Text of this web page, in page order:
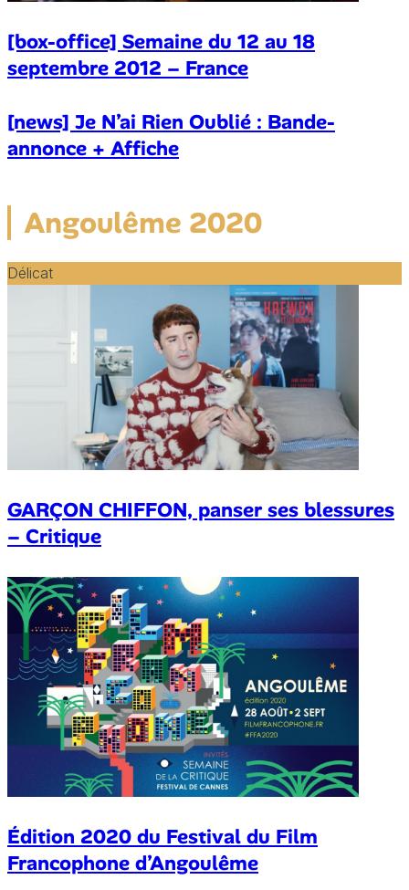
[box-office] Semaine du 12 au 18
septembre 2012 – France
[news] Je N’ai Rien Oublié : Bande-
annonce + Affiche
Angoulême 2020
Délicat
GARÇON CHIFFON, panser ses blessures
– Critique
Édition 2020 du Festival du Film
Francophone d’Angoulême